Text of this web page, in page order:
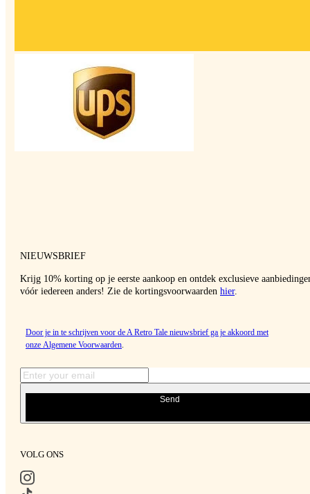
NIEUWSBRIEF
Krijg 10% korting op je eerste aankoop en ontdek exclusieve
vóór iedereen anders! Zie de kortingsvoorwaarden hier.
Door je in te schrijven voor de A Retro Tale nieuwsbrief ga je akkoord met
onze Algemene Voorwaarden.
Send
VOLG ONS